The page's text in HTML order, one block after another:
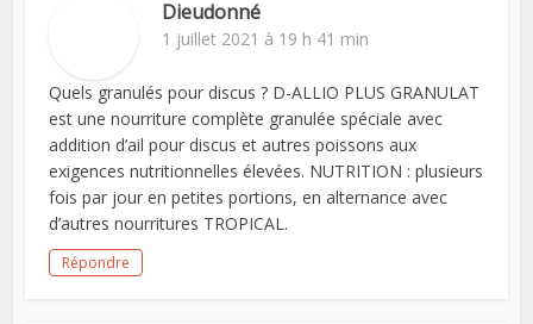
Dieudonné
1 juillet 2021 à 19 h 41 min
Quels granulés pour discus ? D-ALLIO PLUS GRANULAT
est une nourriture complète granulée spéciale avec
addition d’ail pour discus et autres poissons aux
exigences nutritionnelles élevées. NUTRITION : plusieurs
fois par jour en petites portions, en alternance avec
d’autres nourritures TROPICAL.
Répondre